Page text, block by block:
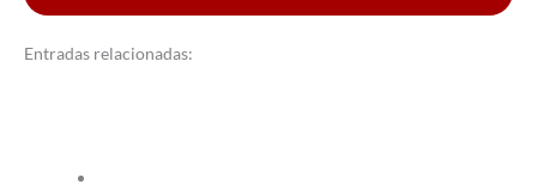
Entradas relacionadas: